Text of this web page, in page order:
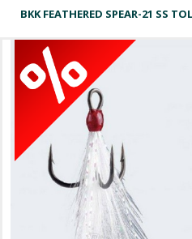
BKK FEATHERED SPEAR-21 SS